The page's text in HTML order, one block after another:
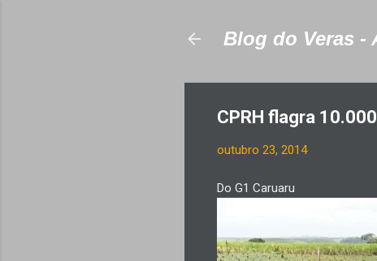
Blog do Veras -
CPRH flagra
outubro 23, 2014
Do G1 Caruaru